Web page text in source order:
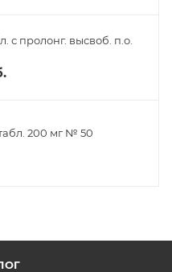
с пролонг. высвоб. п.о.
200 мг № 50